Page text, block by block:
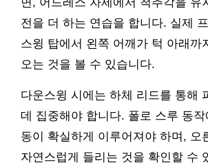
면, 어드레스 자세에서 척추각을 유
전을 더 하는 연습을 합니다. 실제
스윙 탑에서 왼쪽 어깨가 턱 아래까
오는 것을 볼 수 있습니다.
다운스윙 시에는 하체 리드를 통해
데 집중해야 합니다. 폴로 스루 동작
동이 확실하게 이루어져야 하며, 오
자연스럽게 들리는 것을 확인할 수